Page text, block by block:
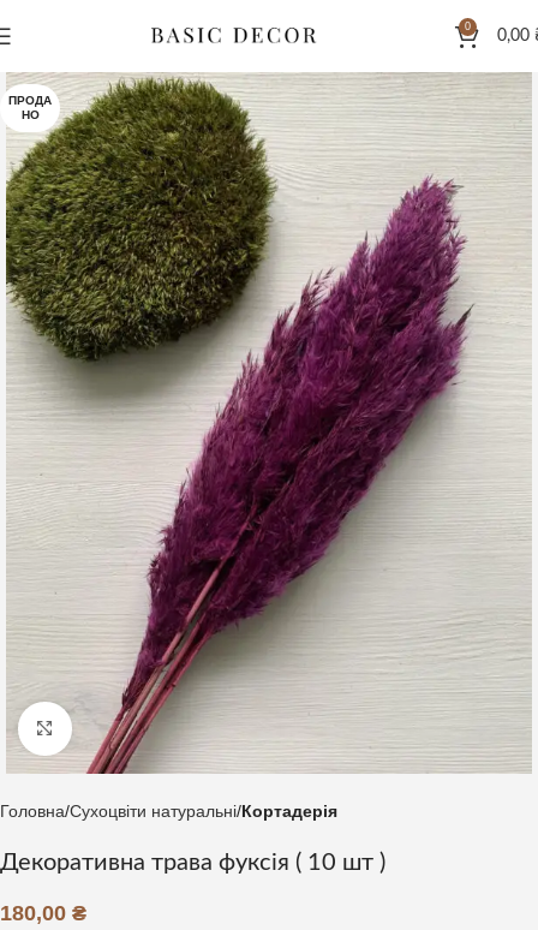
0
0,00
ПРОДА
НО
Клацніть, щоб збільшити
Головна Сухоцвіти натуральні Кортадерія
Декоративна трава фуксія ( 10 шт )
180,00 ₴